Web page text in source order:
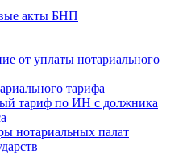
акты БНП
от уплаты нотариального
тарифа
тариф по ИН с должника
нотариальных палат